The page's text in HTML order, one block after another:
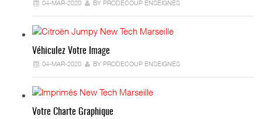
04-MAR-2020 BY PRODECOUP ENSEIGNES
Véhiculez Votre Image
04-MAR-2020 BY PRODECOUP ENSEIGNES
Votre Charte Graphique